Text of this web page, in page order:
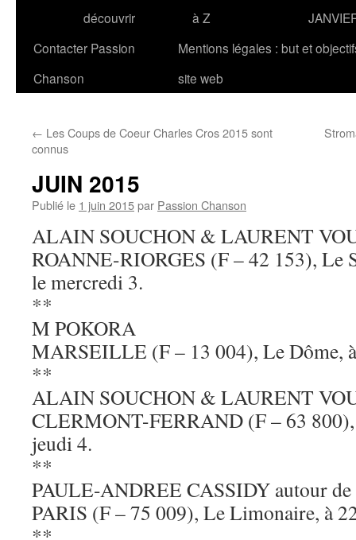
découvrir
à Z
Contacter Passion
Chanson
Mentions légales : but et
site web
← Les Coups de Coeur Charles Cros 2015 sont
connus
JUIN 2015
Publié le 1 juin 2015par Passion Chanson
ALAIN SOUCHON & LAURENT
ROANNE-RIORGES (F – 42 153), Le
le mercredi 3.
**
M POKORA
MARSEILLE (F – 13 004), Le Dôme,
**
ALAIN SOUCHON & LAURENT
CLERMONT-FERRAND (F – 63 800),
jeudi 4.
**
PAULE-ANDREE CASSIDY autour de
PARIS (F – 75 009), Le Limonaire, à